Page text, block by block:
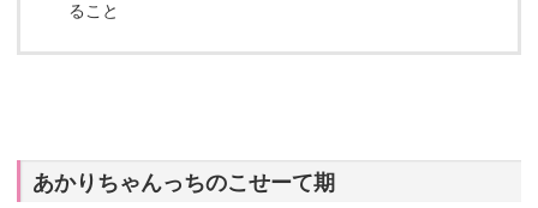
ること
あかりちゃんっちのこせーて期